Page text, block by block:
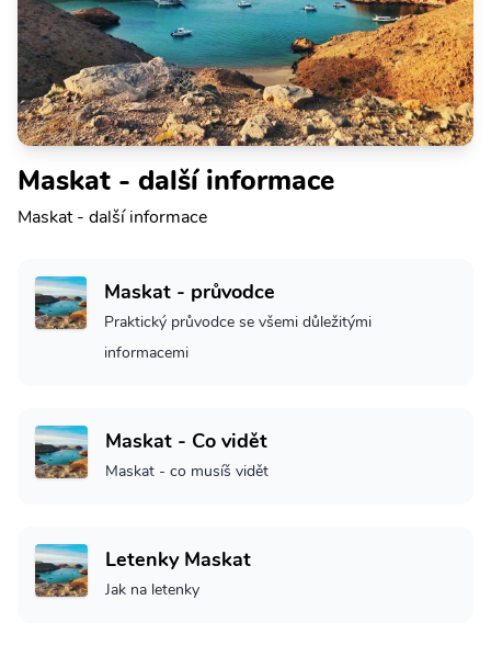
Maskat - další informace
Maskat - další informace
Maskat - průvodce
Praktický průvodce se všemi důležitými
informacemi
Maskat - Co vidět
Maskat - co musíš vidět
Letenky Maskat
Jak na letenky